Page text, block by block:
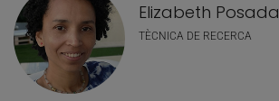
Elizabeth Posada
TÈCNICA DE RECERCA